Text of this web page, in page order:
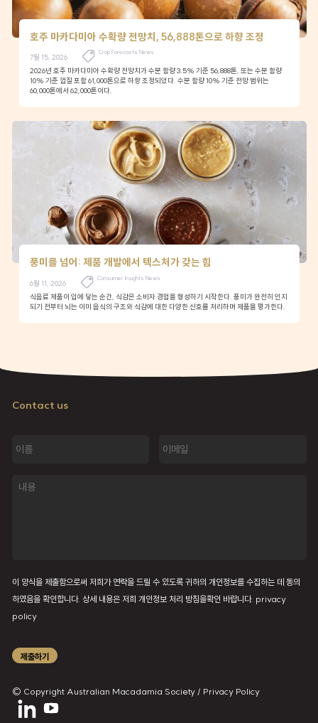
호주 마카다미아 수확량 전망치, 56,888톤으로 하향 조정
7월 15, 2026
Crop Forecasts News
2026년 호주 마카다미아 수확량 전망치가 수분 함량 3.5% 기준 56,888톤, 또는 수분 함량
10% 기준 껍질 포함 61,000톤으로 하향 조정되었다. 수분 함량 10% 기준 전망 범위는
60,000톤에서 62,000톤이다.
풍미를 넘어: 제품 개발에서 텍스처가 갖는 힘
6월 11, 2026
Consumer Insights News
식음료 제품이 입에 닿는 순간, 식감은 소비자 경험을 형성하기 시작한다. 풍미가 완전히 인지
되기 전부터 뇌는 이미 음식의 구조와 식감에 대한 다양한 신호를 처리하며 제품을 평가한다.
Contact us
름
메
내
이 양식을 제출함으로써 저희가 연락을 드릴 수 있도록 귀하의 개인정보를 수집하는 데 동의
하였음을 확인합니다. 상세 내용은 저희 개인정보 처리 방침을확인 바랍니다. privacy
policy
제출하기
© Copyright Australian Macadamia Society / Privacy Policy